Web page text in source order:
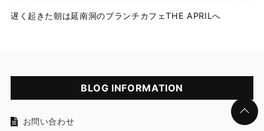
遅く起きた朝は延南洞のブランチカフェTHE APRILへ
BLOG INFORMATION
お問い合わせ